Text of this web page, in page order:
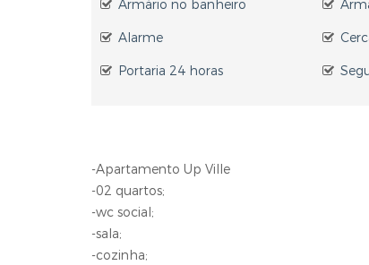
Armário no banheiro
Alarme
Portaria 24 horas
-Apartamento Up Ville
-02 quartos;
-wc social;
-sala;
-cozinha;